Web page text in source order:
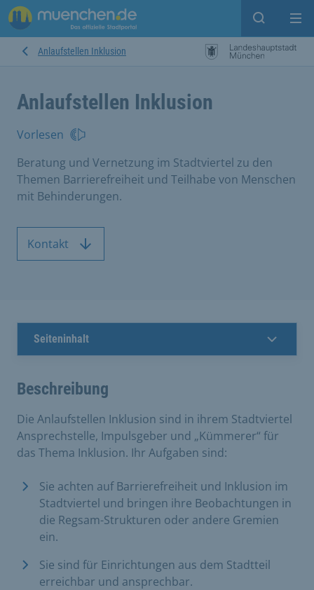
Suche
Anlaufstellen Inklusion
Anlaufstellen Inklusion
Vorlesen
Beratung und Vernetzung im Stadtviertel zu den
Themen Barrierefreiheit und Teilhabe von Menschen
mit Behinderungen.
Kontakt
Seiteninhalt
Beschreibung
Die Anlaufstellen Inklusion sind in ihrem Stadtviertel
Ansprechstelle, Impulsgeber und „Kümmerer“ für
das Thema Inklusion. Ihr Aufgaben sind:
Sie achten auf Barrierefreiheit und Inklusion im
Stadtviertel und bringen ihre Beobachtungen in
die Regsam-Strukturen oder andere Gremien
ein.
Sie sind für Einrichtungen aus dem Stadtteil
erreichbar und ansprechbar.